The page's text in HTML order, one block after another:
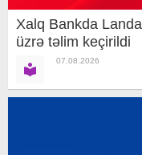
Xalq Bankda
üzrə təlim keçirildi
07.08.2026